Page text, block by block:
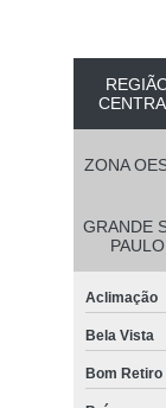
ZONA
GRANDE
PAULO
Aclimação
Bela Vista
Bom Retiro